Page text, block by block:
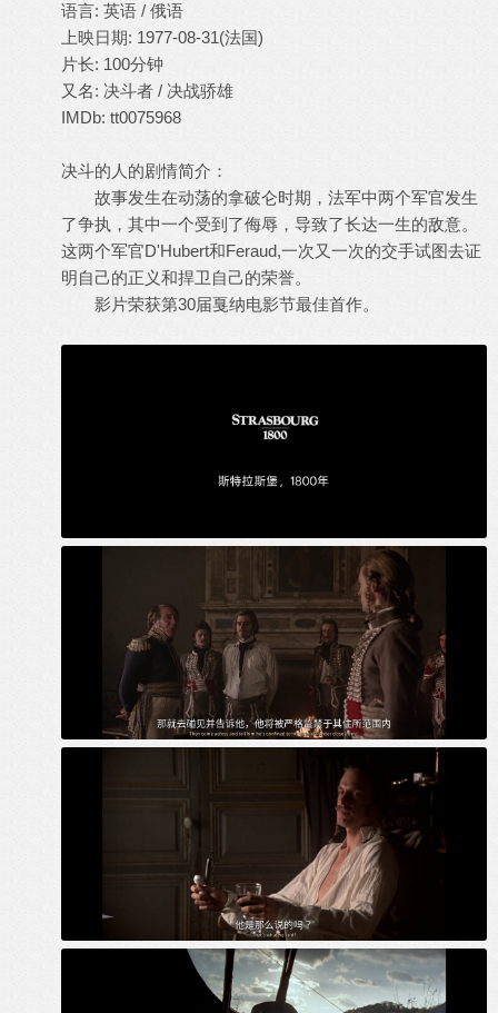
语言: 英语 / 俄语
上映日期: 1977-08-31(法国)
片长: 100分钟
又名: 决斗者 / 决战骄雄
IMDb: tt0075968
决斗的人的剧情简介：
故事发生在动荡的拿破仑时期，法军中两个军官发生
了争执，其中一个受到了侮辱，导致了长达一生的敌意。
这两个军官D'Hubert和Feraud,一次又一次的交手试图去证
明自己的正义和捍卫自己的荣誉。
影片荣获第30届戛纳电影节最佳首作。